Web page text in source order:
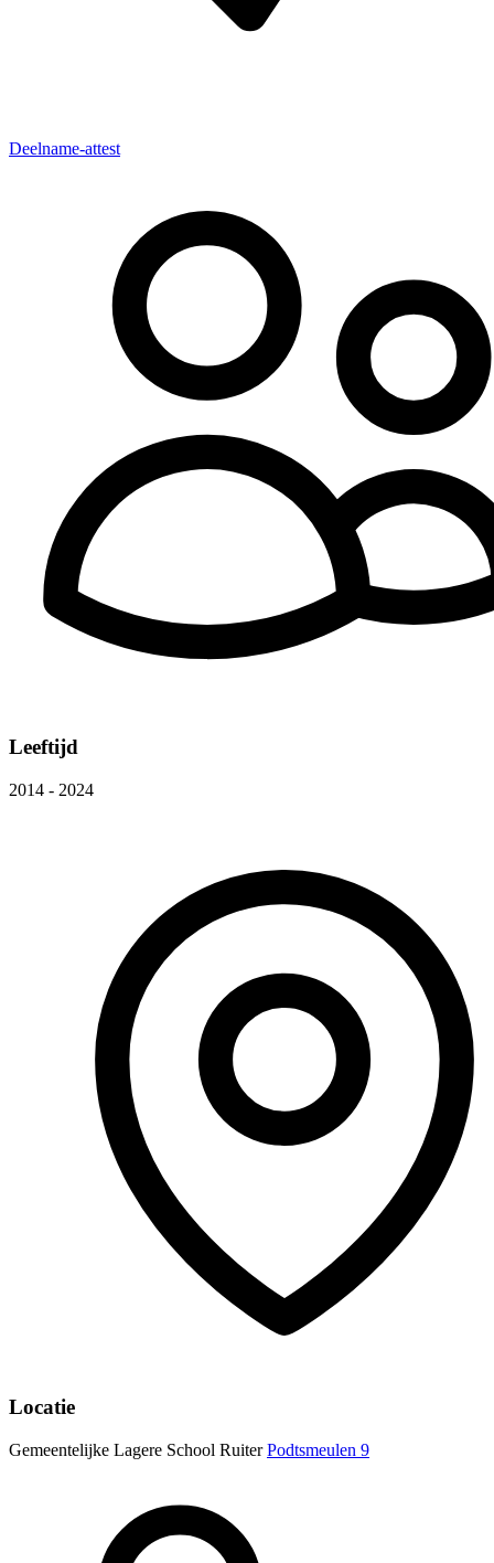
Deelname-attest
Leeftijd
2014 - 2024
Locatie
Gemeentelijke Lagere School Ruiter Podtsmeulen 9